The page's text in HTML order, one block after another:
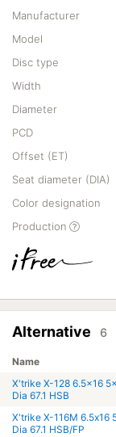
Manufacturer
Model
Disc type
Width
Diameter
PCD
Offset (ET)
Seat diameter (DIA)
Color designation
Production
Alternative 6
Name
X'trike X-128 6.5x16
Dia 67.1 HSB
X'trike X-116М 6.5x16
Dia 67.1 HSB/FP